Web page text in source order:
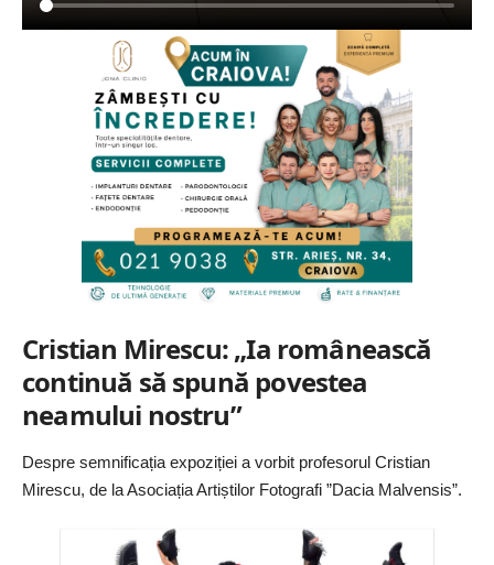
Cristian Mirescu: „Ia românească
continuă să spună povestea
neamului nostru”
Despre semnificația expoziției a vorbit profesorul Cristian
Mirescu, de la Asociația Artiștilor Fotografi ”Dacia Malvensis”.